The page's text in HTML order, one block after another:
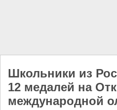
Школьники из
12 медалей на
международной